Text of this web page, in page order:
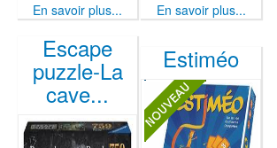
En savoir plus...
En savoir plus...
Escape
puzzle-La
cave...
Estiméo